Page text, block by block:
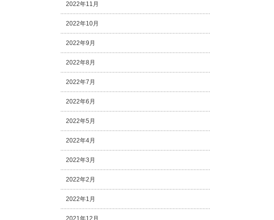
2022年11月
2022年10月
2022年9月
2022年8月
2022年7月
2022年6月
2022年5月
2022年4月
2022年3月
2022年2月
2022年1月
2021年12月